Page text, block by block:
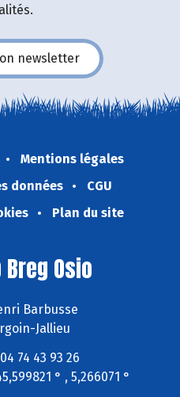
newsletter
Mentions légales
données
CGU
Plan du site
Osio
Barbusse
Jallieu
04 74 43 93 26
° , 5,266071 °